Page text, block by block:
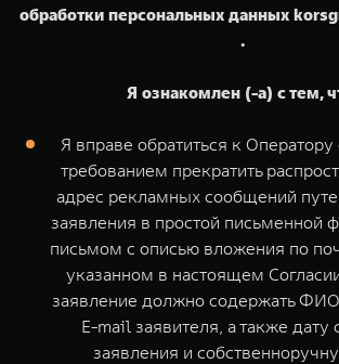
обработки персональных данных
.
Я ознакомлен (-а) с тем,
Я вправе обратиться к
требованием прекратить
адрес рекламных сообщений
заявления в простой письменной
письмом с описью вложения по
указанном в настоящем
заявление должно содержать
E-mail заявителя, а также дату
заявления и